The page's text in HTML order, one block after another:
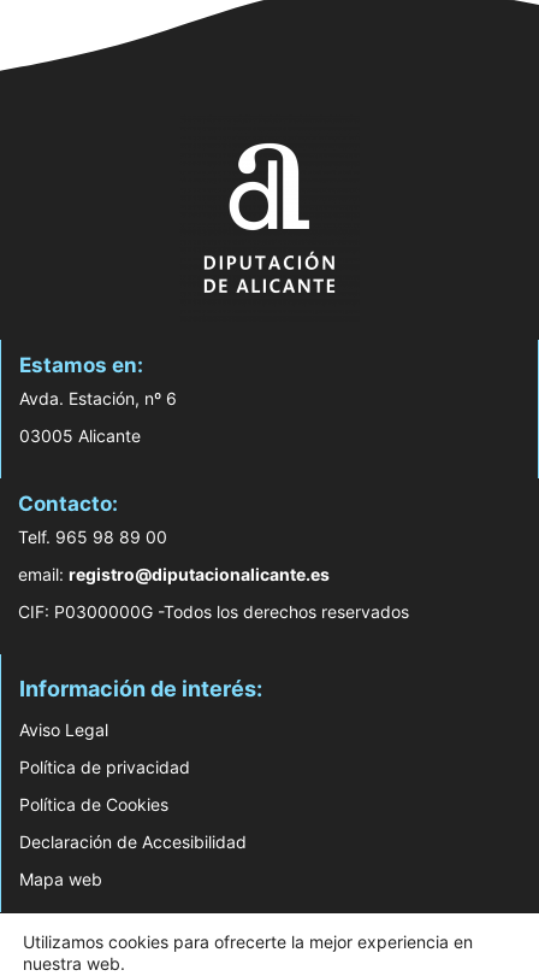
Estamos en:
Avda. Estación, nº 6
03005 Alicante
Contacto:
Telf. 965 98 89 00
email: registro@diputacionalicante.es
CIF: P0300000G -Todos los derechos reservados
Información de interés:
Aviso Legal
Política de privacidad
Política de Cookies
Declaración de Accesibilidad
Mapa web
© 2026 Web Desarrollada por el Servicio de Informática de Diputación de
Alicante
Utilizamos cookies para ofrecerte la mejor experiencia en
nuestra web.